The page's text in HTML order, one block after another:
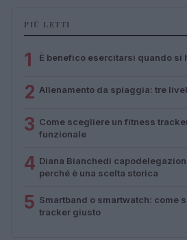
PIÙ LETTI
1 È benefico esercitarsi quando si
2 Allenamento da spiaggia: tre
3 Come scegliere un fitness
funzionale
4 Diana Bianchedi
perché è una scelta storica
5 Smartband o smartwatch: come
tracker giusto